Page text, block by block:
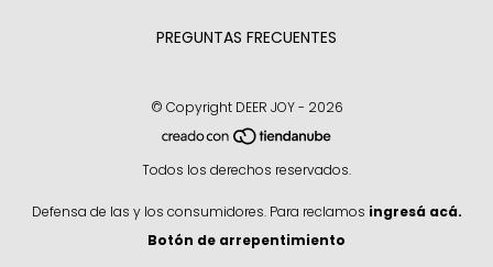
PREGUNTAS FRECUENTES
© Copyright DEER JOY - 2026
Todos los derechos reservados.
Defensa de las y los consumidores. Para reclamos ingresá acá.
Botón de arrepentimiento